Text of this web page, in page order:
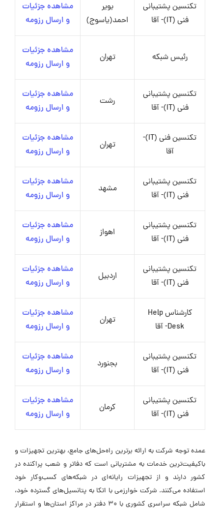
تکنسین پشتیبانی
فنی (IT)- آقا
بویر
احمد(یاسوج)
مشاهده جزئیات
و ارسال رزومه
رئیس شبکه تهران
مشاهده جزئیات
و ارسال رزومه
تکنسین پشتیبانی
فنی (IT)- آقا
رشت
مشاهده جزئیات
و ارسال رزومه
تکنسین فنی (IT)-
آقا
تهران
مشاهده جزئیات
و ارسال رزومه
تکنسین پشتیبانی
فنی (IT)- آقا
مشهد
مشاهده جزئیات
و ارسال رزومه
تکنسین پشتیبانی
فنی (IT)- آقا
اهواز
مشاهده جزئیات
و ارسال رزومه
تکنسین پشتیبانی
فنی (IT)- آقا
اردبیل
مشاهده جزئیات
و ارسال رزومه
کارشناس Help
Desk- آقا
تهران
مشاهده جزئیات
و ارسال رزومه
تکنسین پشتیبانی
فنی (IT)- آقا
بجنورد
مشاهده جزئیات
و ارسال رزومه
تکنسین پشتیبانی
فنی (IT)- آقا
کرمان
مشاهده جزئیات
و ارسال رزومه
عمده توجه شرکت به ارائه برترین راه‌حل‌های جامع، بهترین تجهیزات و
باکیفیت‌ترین خدمات به مشتریانی است که دفاتر و شعب پراکنده در
کشور دارند و از تجهیزات رایانه‌ای در شبکه‌های کسب‌وکار خود
استفاده می‌کنند. شرکت خوارزمی با اتکا به پتانسیل‌های گسترده خود،
شامل شبکه سراسری کشوری با ۳۰ دفتر در مراکز استان‌ها و استقرار